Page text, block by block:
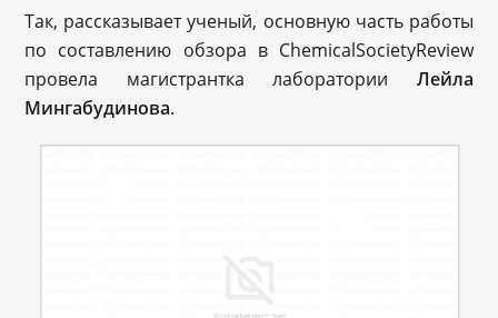
Так, рассказывает ученый, основную часть работы
по составлению обзора в ChemicalSocietyReview
провела магистрантка лаборатории Лейла
Мингабудинова.